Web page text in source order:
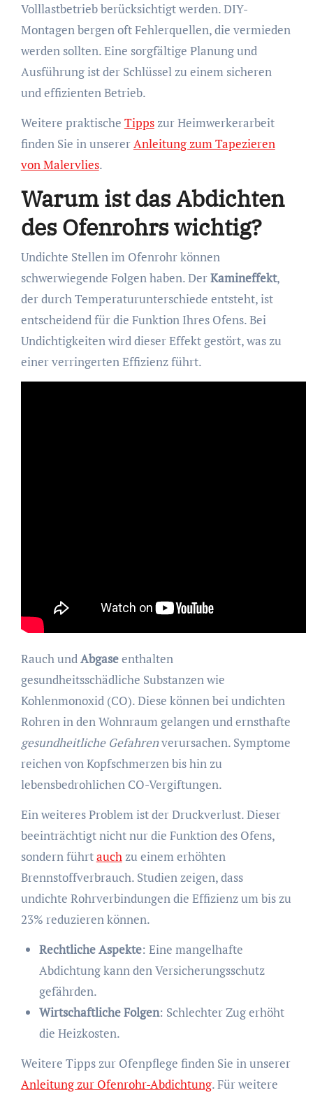
Volllastbetrieb berücksichtigt werden. DIY-
Montagen bergen oft Fehlerquellen, die vermieden
werden sollten. Eine sorgfältige Planung und
Ausführung ist der Schlüssel zu einem sicheren
und effizienten Betrieb.
Weitere praktische Tippszur Heimwerkerarbeit
finden Sie in unsererAnleitung zum Tapezieren
von Malervlies.
Warum ist das Abdichten
des Ofenrohrs wichtig?
Undichte Stellen im Ofenrohr können
schwerwiegende Folgen haben. DerKamineffekt,
der durch Temperaturunterschiede entsteht, ist
entscheidend für die Funktion Ihres Ofens. Bei
Undichtigkeiten wird dieser Effekt gestört, was zu
einer verringerten Effizienz führt.
Rauch undAbgaseenthalten
gesundheitsschädliche Substanzen wie
Kohlenmonoxid (CO). Diese können bei undichten
Rohren in den Wohnraum gelangen und ernsthafte
gesundheitliche Gefahrenverursachen. Symptome
reichen von Kopfschmerzen bis hin zu
lebensbedrohlichen CO-Vergiftungen.
Ein weiteres Problem ist der Druckverlust. Dieser
beeinträchtigt nicht nur die Funktion des Ofens,
sondern führtauchzu einem erhöhten
Brennstoffverbrauch. Studien zeigen, dass
undichte Rohrverbindungen die Effizienz um bis zu
23% reduzieren können.
Rechtliche Aspekte: Eine mangelhafte
Abdichtung kann den Versicherungsschutz
gefährden.
Wirtschaftliche Folgen: Schlechter Zug erhöht
die Heizkosten.
Weitere Tipps zur Ofenpflege finden Sie in unserer
Anleitung zur Ofenrohr-Abdichtung. Für weitere